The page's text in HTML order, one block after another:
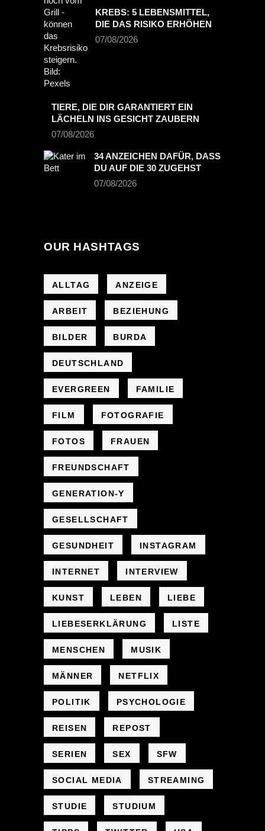
KREBS: 5 LEBENSMITTEL,
DIE DAS RISIKO ERHÖHEN
07/08/2026
TIERE, DIE DIR GARANTIERT EIN
LÄCHELN INS GESICHT ZAUBERN
07/08/2026
34 ANZEICHEN DAFÜR, DASS
DU AUF DIE 30 ZUGEHST
07/08/2026
OUR HASHTAGS
ALLTAG ANZEIGE
ARBEIT BEZIEHUNG
BILDER BURDA
DEUTSCHLAND
EVERGREEN FAMILIE
FILM FOTOGRAFIE
FOTOS FRAUEN
FREUNDSCHAFT
GENERATION-Y
GESELLSCHAFT
GESUNDHEIT INSTAGRAM
INTERNET INTERVIEW
KUNST LEBEN LIEBE
LIEBESERKLÄRUNG LISTE
MENSCHEN MUSIK
MÄNNER NETFLIX
POLITIK PSYCHOLOGIE
REISEN REPOST
SERIEN SEX SFW
SOCIAL MEDIA STREAMING
STUDIE STUDIUM